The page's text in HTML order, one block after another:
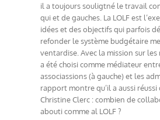
il a toujours souligtné le travail
qui et de gauches. La LOLF est
idées et des objectifs qui parfois
refonder le système budgétaire
ventardise. Avec la mission sur
a été choisi comme médiateur
associassions (à gauche) et les
rapport montre qu’il a aussi réussi
Christine Clerc : combien de
abouti comme al LOLF ?